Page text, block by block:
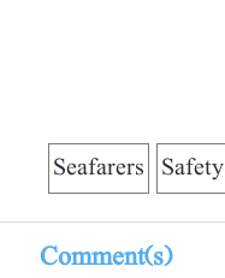
Safety
Seafarers
Comment(s)